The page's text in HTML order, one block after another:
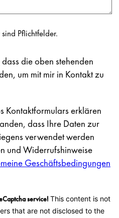
Pflichtfelder.
die oben stehenden
um mit mir in Kontakt zu
Kontaktformulars erklären
dass Ihre Daten zur
verwendet werden
und Widerrufshinweise
Geschäftsbedingungen
service! This content is not
that are not disclosed to the